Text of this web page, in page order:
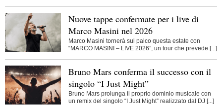
Nuove tappe confermate per i live di
Marco Masini nel 2026
Marco Masini tornerà sul palco questa estate con
“MARCO MASINI – LIVE 2026”, un tour che prevede [...]
Bruno Mars conferma il successo con il
singolo “I Just Might”
Bruno Mars prolunga il proprio dominio musicale con
un remix del singolo “I Just Might” realizzato dal DJ [...]